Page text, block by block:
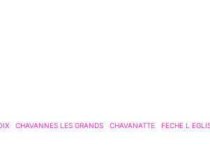
CHAVANNES LES GRANDS CHAVANATTE FECHE L